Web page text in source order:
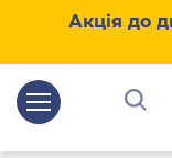
Акція до